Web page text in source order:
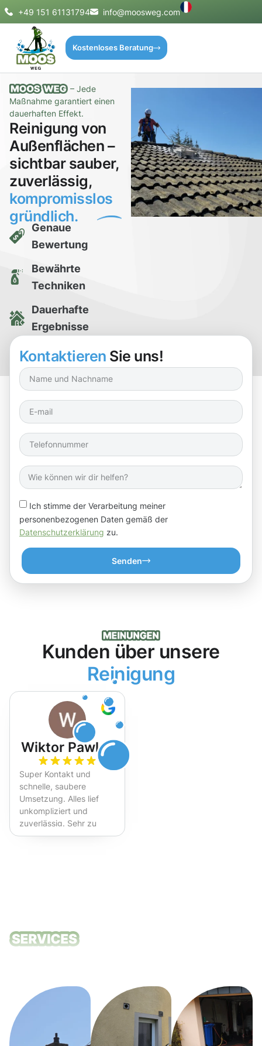
+49 151 61131794 info@moosweg.com
Kostenloses Beratung
– Jede
Maßnahme garantiert einen
dauerhaften Effekt.
Reinigung von
Außenflächen –
sichtbar sauber,
zuverlässig,
kompromisslos
gründlich.
Genaue
Bewertung
Bewährte
Techniken
Dauerhafte
Ergebnisse
Kostenlose
Reinigungsprobe
Kontaktieren Sie uns!
Ich stimme der Verarbeitung meiner
personenbezogenen Daten gemäß der
Datenschutzerklärung zu.
Senden
Kunden über unsere
Reinigung
Wiktor Pawlak
Super Kontakt und
schnelle, saubere
Umsetzung. Alles lief
unkompliziert und
zuverlässig. Sehr zu
empfehlen!